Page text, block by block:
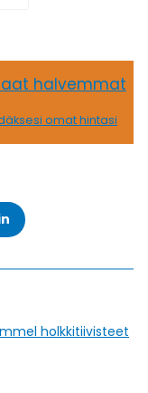
halvemmat
omat hintasi
holkkitiivisteet